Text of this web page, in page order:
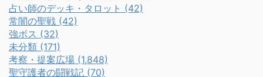
占い師のデッキ・タロット (42)
常闇の聖戦 (42)
強ボス (32)
未分類 (171)
考察・提案広場 (1,848)
聖守護者の闘戦記 (70)